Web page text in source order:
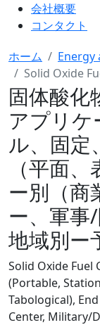
会社概要
コンタクト
ホーム
Energy
Solid Oxide
固体酸
アプリ
ル、固定
（平面
ー別（商
ー、軍事
地域別ー
Solid Oxide Fuel
(Portable,
Tabological),
Center, Military/